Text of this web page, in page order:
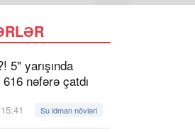
5" yarışında
nəfərə çatdı
Su idman növləri